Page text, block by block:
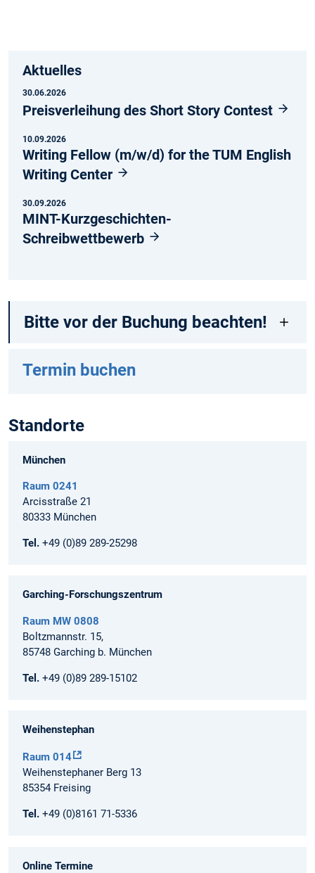
Aktuelles
30.06.2026
Preisverleihung des Short Story Contest
10.09.2026
Writing Fellow (m/w/d) for the TUM English
Writing Center
30.09.2026
MINT-Kurzgeschichten-
Schreibwettbewerb
Bitte vor der Buchung beachten!
Termin buchen
Standorte
München
Raum 0241
Arcisstraße 21
80333 München
Tel. +49 (0)89 289-25298
Garching-Forschungszentrum
Raum MW 0808
Boltzmannstr. 15,
85748 Garching b. München
Tel. +49 (0)89 289-15102
Weihenstephan
Raum 014
Weihenstephaner Berg 13
85354 Freising
Tel. +49 (0)8161 71-5336
Online Termine